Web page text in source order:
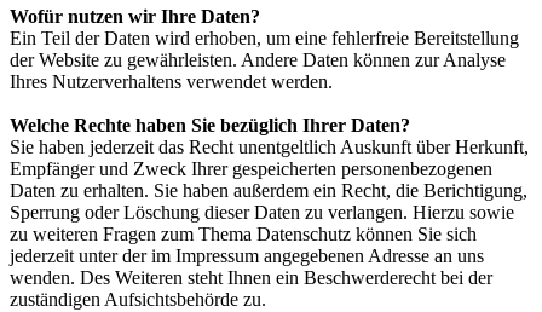
Wofür nutzen wir Ihre Daten?
Ein Teil der Daten wird erhoben, um eine fehlerfreie Bereitstellung
der Website zu gewährleisten. Andere Daten können zur Analyse
Ihres Nutzerverhaltens verwendet werden.
Welche Rechte haben Sie bezüglich Ihrer Daten?
Sie haben jederzeit das Recht unentgeltlich Auskunft über Herkunft,
Empfänger und Zweck Ihrer gespeicherten personenbezogenen
Daten zu erhalten. Sie haben außerdem ein Recht, die Berichtigung,
Sperrung oder Löschung dieser Daten zu verlangen. Hierzu sowie
zu weiteren Fragen zum Thema Datenschutz können Sie sich
jederzeit unter der im Impressum angegebenen Adresse an uns
wenden. Des Weiteren steht Ihnen ein Beschwerderecht bei der
zuständigen Aufsichtsbehörde zu.